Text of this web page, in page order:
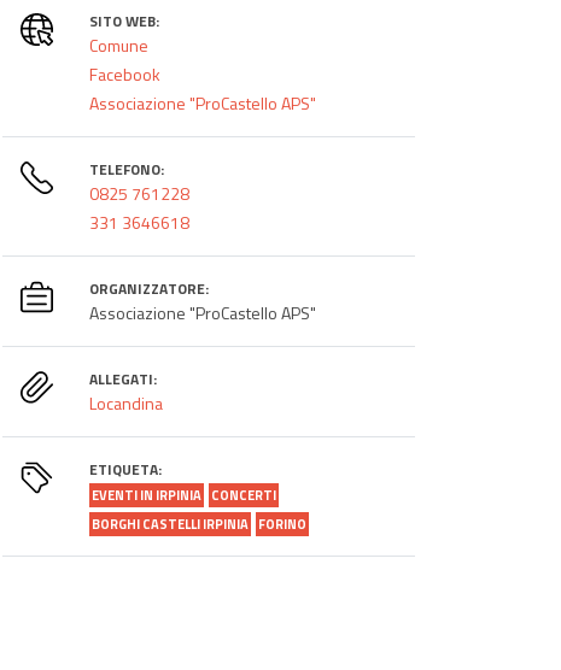
SITO WEB:
Comune
Facebook
Associazione "ProCastello APS"
TELEFONO:
0825 761228
331 3646618
ORGANIZZATORE:
Associazione "ProCastello APS"
ALLEGATI:
Locandina
ETIQUETA:
EVENTI IN IRPINIA CONCERTI
BORGHI CASTELLI IRPINIA FORINO